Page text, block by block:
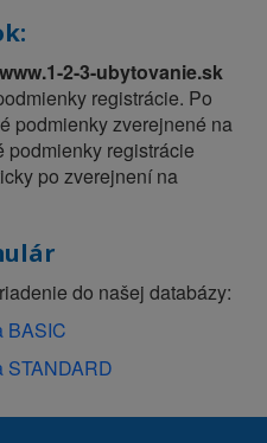
www.1-2-3-ubytovanie.sk
registrácie. Po
podmienky zverejnené na
podmienky registrácie
po zverejnení na
do našej databázy:
BASIC
STANDARD